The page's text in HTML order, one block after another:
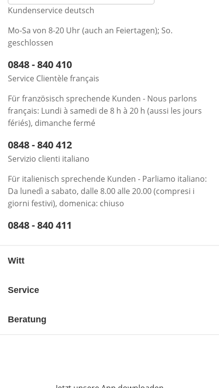
Kundenservice deutsch
Mo-Sa von 8-20 Uhr (auch an Feiertagen); So.
geschlossen
Telefonnummer:
0848 - 840 410
Service Clientèle français
Für französisch sprechende Kunden - Nous parlons
français: Lundi à samedi de 8 h à 20 h (aussi les jours
fériés), dimanche fermé
Telefonnummer:
0848 - 840 412
Servizio clienti italiano
Für italienisch sprechende Kunden - Parliamo italiano:
Da lunedì a sabato, dalle 8.00 alle 20.00 (compresi i
giorni festivi), domenica: chiuso
Telefonnummer:
0848 - 840 411
Witt
Service
Beratung